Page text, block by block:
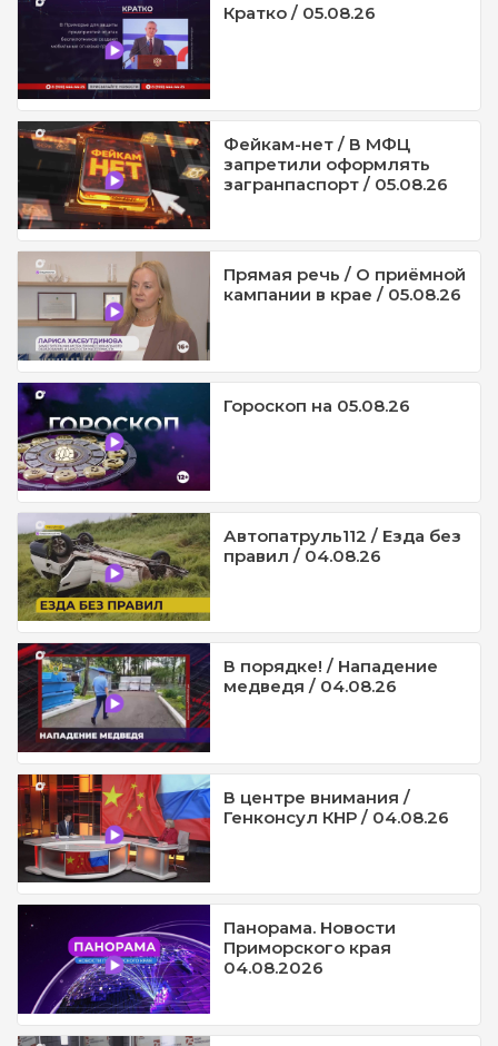
Кратко / 05.08.26
Фейкам-нет / В МФЦ
запретили оформлять
загранпаспорт / 05.08.26
Прямая речь / О приёмной
кампании в крае / 05.08.26
Гороскоп на 05.08.26
Автопатруль112 / Езда без
правил / 04.08.26
В порядке! / Нападение
медведя / 04.08.26
В центре внимания /
Генконсул КНР / 04.08.26
Панорама. Новости
Приморского края
04.08.2026